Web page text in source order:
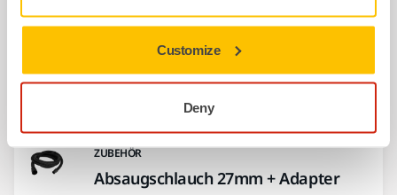
Customize
Deny
Softauflage 77mm 6L 5mm, 5/Pack
Softauflage für Ø 77 mm Schleifteller. Die
Softauflagen von Mirka werden zum
ZUBEHÖR
Absaugschlauch 27mm + Adapter